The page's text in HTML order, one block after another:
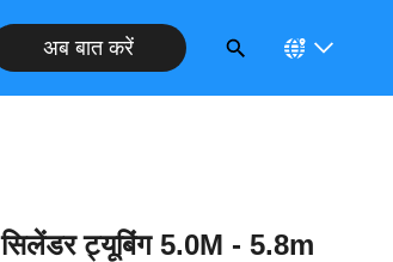
अब बात करें
ट्यूबिंग 5.0M - 5.8m